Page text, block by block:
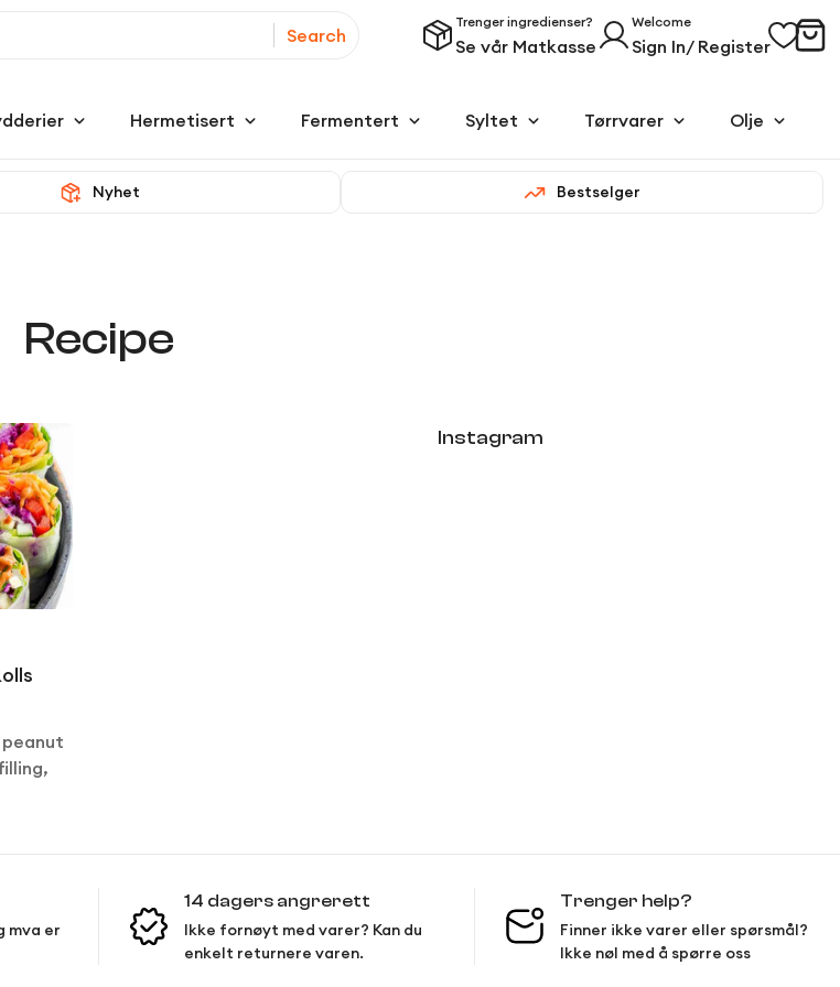
Search
Trenger ingredienser?
Se vår Matkasse
Welcome
Sign In/ Register
Hermetisert Fermentert Syltet Tørrvarer Olje
Nyhet Bestselger
Recipe
Instagram
mva er
14 dagers angrerett
Ikke fornøyt med varer? Kan du
enkelt returnere varen.
Trenger help?
Finner ikke varer eller spørsmål?
Ikke nøl med å spørre oss
your age